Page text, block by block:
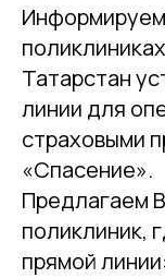
Татарстан
линии для
страховыми
«Спасение».
Предлагаем
поликлиник,
прямой линии: